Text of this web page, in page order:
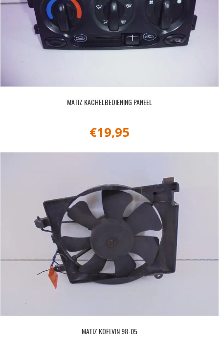
MATIZ KACHELBEDIENING PANEEL
€19,95
MATIZ KOELVIN 98-05